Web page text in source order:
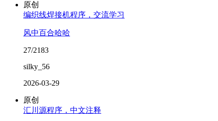
原创
编织线焊接机程序，交流学习
风中百合哈哈
27/2183
silky_56
2026-03-29
原创
汇川源程序，中文注释